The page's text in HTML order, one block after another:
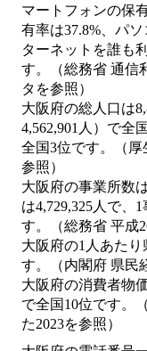
マートフォンの保
有率は37.8%、パ
ターネットを誰も
す。（総務省 通信
タを参照）
大阪府の総人口は
4,562,901人）で全
全国3位です。（
参照）
大阪府の事業所数
は4,729,325人で、
す。（総務省 平成
大阪府の1人あたり
す。（内閣府 県民
大阪府の消費者物
で全国10位です。
た2023を参照）